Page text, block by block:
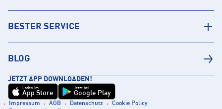
BESTER SERVICE
BLOG
JETZT APP DOWNLOADEN!
Laden im
App Store
Jetzt bei
Google Play
Impressum AGB Datenschutz
Cookie Policy